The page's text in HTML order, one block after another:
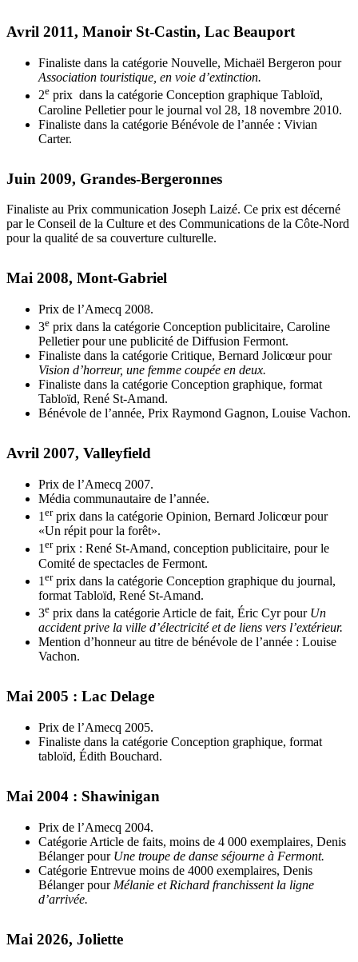
Avril 2011, Manoir St-Castin, Lac Beauport
Finaliste dans la catégorie Nouvelle, Michaël Bergeron pour
Association touristique, en voie d’extinction.
2e prix dans la catégorie Conception graphique Tabloïd,
Caroline Pelletier pour le journal vol 28, 18 novembre 2010.
Finaliste dans la catégorie Bénévole de l’année : Vivian
Carter.
Juin 2009, Grandes-Bergeronnes
Finaliste au Prix communication Joseph Laizé. Ce prix est décerné
par le Conseil de la Culture et des Communications de la Côte-Nord
pour la qualité de sa couverture culturelle.
Mai 2008, Mont-Gabriel
Prix de l’Amecq 2008.
3e prix dans la catégorie Conception publicitaire, Caroline
Pelletier pour une publicité de Diffusion Fermont.
Finaliste dans la catégorie Critique, Bernard Jolicœur pour
Vision d’horreur, une femme coupée en deux.
Finaliste dans la catégorie Conception graphique, format
Tabloïd, René St-Amand.
Bénévole de l’année, Prix Raymond Gagnon, Louise Vachon.
Avril 2007, Valleyfield
Prix de l’Amecq 2007.
Média communautaire de l’année.
1 erprix dans la catégorie Opinion, Bernard Jolicœur pour
«Un répit pour la forêt».
1erprix : René St-Amand, conception publicitaire, pour le
Comité de spectacles de Fermont.
1 erprix dans la catégorie Conception graphique du journal,
format Tabloïd, René St-Amand.
3e prix dans la catégorie Article de fait, Éric Cyr pour Un
accident prive la ville d’électricité et de liens vers l’extérieur.
Mention d’honneur au titre de bénévole de l’année : Louise
Vachon.
Mai 2005 : Lac Delage
Prix de l’Amecq 2005.
Finaliste dans la catégorie Conception graphique, format
tabloïd, Édith Bouchard.
Mai 2004 : Shawinigan
Prix de l’Amecq 2004.
Catégorie Article de faits, moins de 4 000 exemplaires, Denis
Bélanger pour Une troupe de danse séjourne à Fermont.
Catégorie Entrevue moins de 4000 exemplaires, Denis
Bélanger pour Mélanie et Richard franchissent la ligne
d’arrivée.
Mai 2026, Joliette